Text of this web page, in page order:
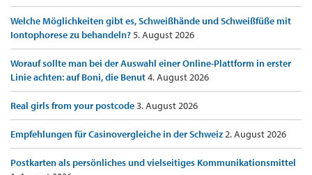
Welche Möglichkeiten gibt es, Schweißhände und Schweißfüße mit
Iontophorese zu behandeln?5. August 2026
Worauf sollte man bei der Auswahl einer Online-Plattform in erster
Linie achten: auf Boni, die Benut4. August 2026
Real girls from your postcode3. August 2026
Empfehlungen für Casinovergleiche in der Schweiz2. August 2026
Postkarten als persönliches und vielseitiges Kommunikationsmittel